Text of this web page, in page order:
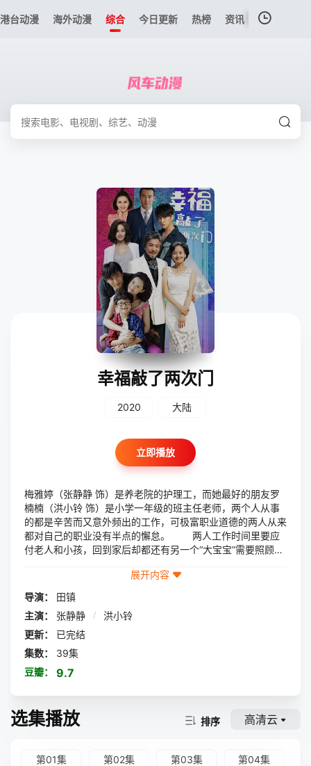
港台动漫 海外动漫 综合 今日更新 热榜 资讯
幸福敲了两次门
2020 大陆
立即播放
梅雅婷（张静静 饰）是养老院的护理工，而她最好的朋友罗
楠楠（洪小铃 饰）是小学一年级的班主任老师，两个人从事
的都是辛苦而又意外频出的工作，可极富职业道德的两人从来
都对自己的职业没有半点的懈怠。 两人工作时间里要应
付老人和小孩，回到家后却都还有另一个“大宝宝”需要照顾，
为“后勤人员”，这两个男人非但不能替妻子分忧解难，还时不
时地制造状况，让两个女人心力交瘁。梅雅婷和罗楠楠最放松
的时刻，就是两人聚在一起吐槽他们的老公的时候，在双双被
老婆嫌弃的情况下，钱程和吴峥之间也结成了统一战线。
展开内容
导演：
田镇
主演：
张静静 /
洪小铃
更新：
已完结
集数：
39集
豆瓣：
9.7
选集播放 排序 高清云
第01集 第02集 第03集 第04集